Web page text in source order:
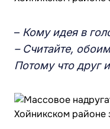
– Кому идея в
– Считайте,
Потому что друг